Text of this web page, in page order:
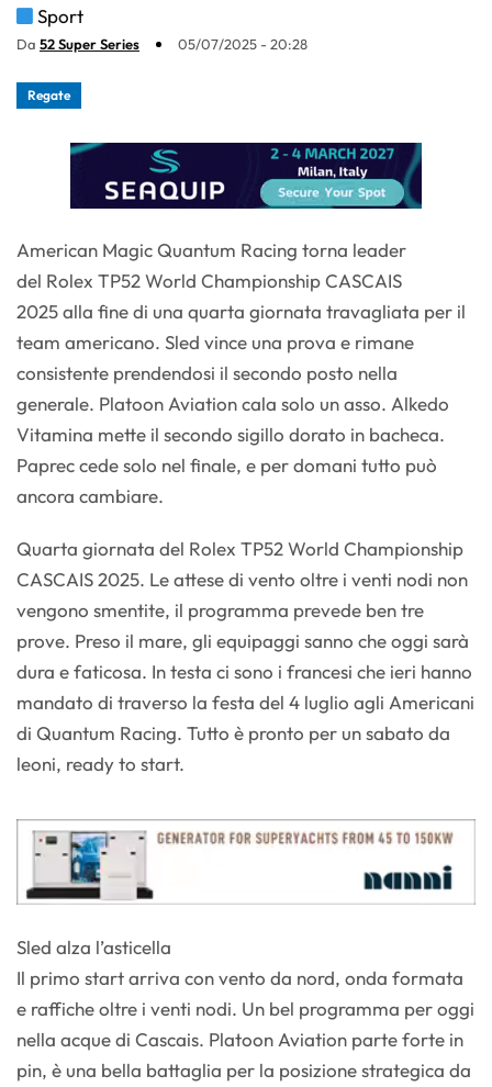
Sport
Da 52 Super Series 05/07/2025 - 20:28
Regate
American Magic Quantum Racing torna leader
del Rolex TP52 World Championship CASCAIS
2025 alla fine di una quarta giornata travagliata per il
team americano. Sled vince una prova e rimane
consistente prendendosi il secondo posto nella
generale. Platoon Aviation cala solo un asso. Alkedo
Vitamina mette il secondo sigillo dorato in bacheca.
Paprec cede solo nel finale, e per domani tutto può
ancora cambiare.
Quarta giornata del Rolex TP52 World Championship
CASCAIS 2025. Le attese di vento oltre i venti nodi non
vengono smentite, il programma prevede ben tre
prove. Preso il mare, gli equipaggi sanno che oggi sarà
dura e faticosa. In testa ci sono i francesi che ieri hanno
mandato di traverso la festa del 4 luglio agli Americani
di Quantum Racing. Tutto è pronto per un sabato da
leoni, ready to start.
Sled alza l’asticella
Il primo start arriva con vento da nord, onda formata
e raffiche oltre i venti nodi. Un bel programma per oggi
nella acque di Cascais. Platoon Aviation parte forte in
pin, è una bella battaglia per la posizione strategica da